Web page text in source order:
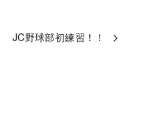
JC野球部初練習！！